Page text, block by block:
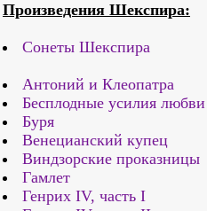
Произведения Шекспира:
Сонеты Шекспира
Антоний и Клеопатра
Бесплодные усилия любви
Буря
Венецианский купец
Виндзорские проказницы
Гамлет
Генрих IV, часть I